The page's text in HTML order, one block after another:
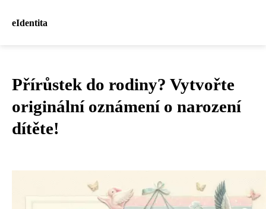
eIdentita
Přírůstek do rodiny? Vytvořte
originální oznámení o narození
dítěte!